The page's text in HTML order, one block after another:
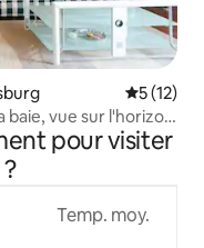
5 (12)
vue sur l'horizon
pour visiter
Temp. moy.